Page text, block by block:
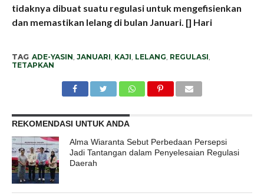
tidaknya dibuat suatu regulasi untuk mengefisienkan
dan memastikan lelang di bulan Januari. [] Hari
TAG ADE-YASIN, JANUARI, KAJI, LELANG, REGULASI,
TETAPKAN
REKOMENDASI UNTUK ANDA
Alma Wiaranta Sebut Perbedaan Persepsi
Jadi Tantangan dalam Penyelesaian Regulasi
Daerah